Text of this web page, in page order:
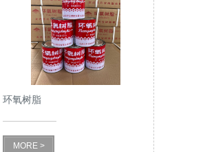
环氧树脂
MORE >